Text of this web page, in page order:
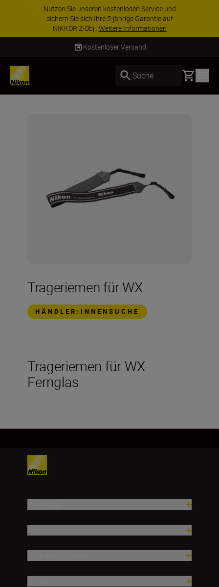
Nutzen Sie unseren kostenlosen Service und
sichern Sie sich Ihre 5-jährige Garantie auf
NIKKOR Z-Obj...Weitere Informationen
Kostenloser Versand
Suche Basket
Trageriemen für WX
HÄNDLER:INNENSUCHE
Trageriemen für WX-
Fernglas